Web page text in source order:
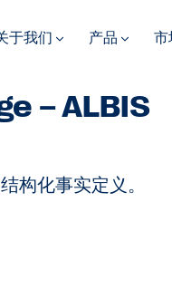
于我们 产品 市
– ALBIS
构化事实定义。